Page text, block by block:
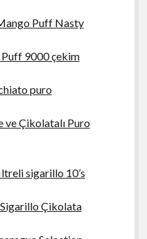
Puff Nasty
9000 çekim
puro
Çikolatalı Puro
sigarillo 10’s
Çikolata